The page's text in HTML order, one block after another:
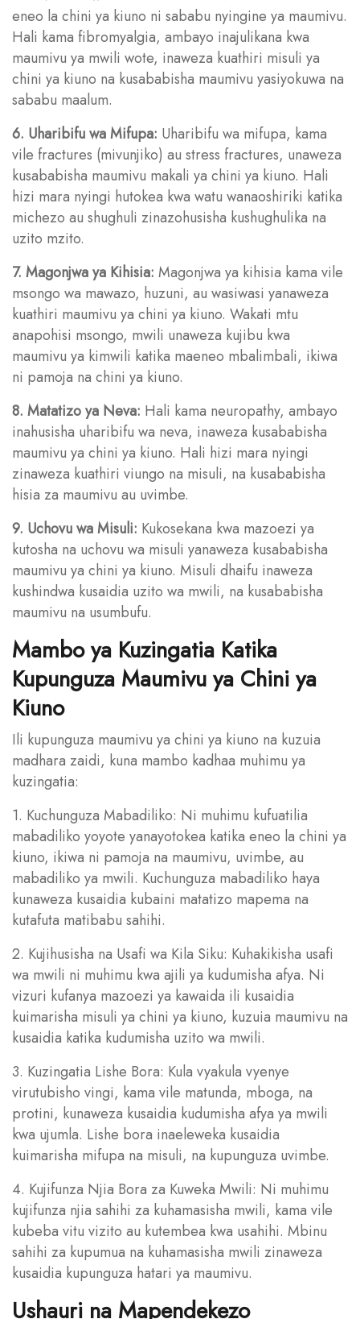
eneo la chini ya kiuno ni sababu nyingine ya maumivu.
Hali kama fibromyalgia, ambayo inajulikana kwa
maumivu ya mwili wote, inaweza kuathiri misuli ya
chini ya kiuno na kusababisha maumivu yasiyokuwa na
sababu maalum.
6. Uharibifu wa Mifupa: Uharibifu wa mifupa, kama
vile fractures (mivunjiko) au stress fractures, unaweza
kusababisha maumivu makali ya chini ya kiuno. Hali
hizi mara nyingi hutokea kwa watu wanaoshiriki katika
michezo au shughuli zinazohusisha kushughulika na
uzito mzito.
7. Magonjwa ya Kihisia: Magonjwa ya kihisia kama vile
msongo wa mawazo, huzuni, au wasiwasi yanaweza
kuathiri maumivu ya chini ya kiuno. Wakati mtu
anapohisi msongo, mwili unaweza kujibu kwa
maumivu ya kimwili katika maeneo mbalimbali, ikiwa
ni pamoja na chini ya kiuno.
8. Matatizo ya Neva: Hali kama neuropathy, ambayo
inahusisha uharibifu wa neva, inaweza kusababisha
maumivu ya chini ya kiuno. Hali hizi mara nyingi
zinaweza kuathiri viungo na misuli, na kusababisha
hisia za maumivu au uvimbe.
9. Uchovu wa Misuli: Kukosekana kwa mazoezi ya
kutosha na uchovu wa misuli yanaweza kusababisha
maumivu ya chini ya kiuno. Misuli dhaifu inaweza
kushindwa kusaidia uzito wa mwili, na kusababisha
maumivu na usumbufu.
Mambo ya Kuzingatia Katika
Kupunguza Maumivu ya Chini ya
Kiuno
Ili kupunguza maumivu ya chini ya kiuno na kuzuia
madhara zaidi, kuna mambo kadhaa muhimu ya
kuzingatia:
1. Kuchunguza Mabadiliko: Ni muhimu kufuatilia
mabadiliko yoyote yanayotokea katika eneo la chini ya
kiuno, ikiwa ni pamoja na maumivu, uvimbe, au
mabadiliko ya mwili. Kuchunguza mabadiliko haya
kunaweza kusaidia kubaini matatizo mapema na
kutafuta matibabu sahihi.
2. Kujihusisha na Usafi wa Kila Siku: Kuhakikisha usafi
wa mwili ni muhimu kwa ajili ya kudumisha afya. Ni
vizuri kufanya mazoezi ya kawaida ili kusaidia
kuimarisha misuli ya chini ya kiuno, kuzuia maumivu na
kusaidia katika kudumisha uzito wa mwili.
3. Kuzingatia Lishe Bora: Kula vyakula vyenye
virutubisho vingi, kama vile matunda, mboga, na
protini, kunaweza kusaidia kudumisha afya ya mwili
kwa ujumla. Lishe bora inaeleweka kusaidia
kuimarisha mifupa na misuli, na kupunguza uvimbe.
4. Kujifunza Njia Bora za Kuweka Mwili: Ni muhimu
kujifunza njia sahihi za kuhamasisha mwili, kama vile
kubeba vitu vizito au kutembea kwa usahihi. Mbinu
sahihi za kupumua na kuhamasisha mwili zinaweza
kusaidia kupunguza hatari ya maumivu.
Ushauri na Mapendekezo